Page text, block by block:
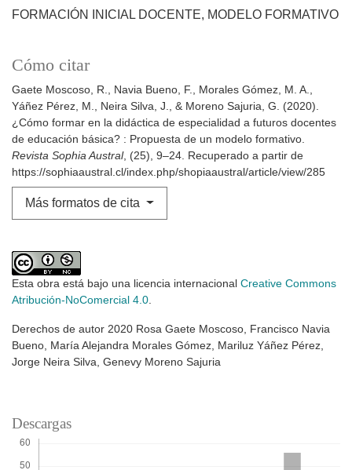
FORMACIÓN INICIAL DOCENTE, MODELO FORMATIVO
Cómo citar
Gaete Moscoso, R., Navia Bueno, F., Morales Gómez, M. A.,
Yáñez Pérez, M., Neira Silva, J., & Moreno Sajuria, G. (2020).
¿Cómo formar en la didáctica de especialidad a futuros docentes
de educación básica? : Propuesta de un modelo formativo.
Revista Sophia Austral, (25), 9–24. Recuperado a partir de
https://sophiaaustral.cl/index.php/shopiaaustral/article/view/285
Más formatos de cita
Esta obra está bajo una licencia internacional Creative Commons
Atribución-NoComercial 4.0.
Derechos de autor 2020 Rosa Gaete Moscoso, Francisco Navia
Bueno, María Alejandra Morales Gómez, Mariluz Yáñez Pérez,
Jorge Neira Silva, Genevy Moreno Sajuria
Descargas